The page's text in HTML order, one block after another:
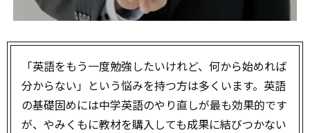
「英語をもう一度勉強したいけれど、何から始めれば
分からない」という悩みを持つ方は多くいます。英語
の基礎固めには中学英語のやり直しが最も効果的です
が、やみくもに教材を購入しても成果に結びつかない